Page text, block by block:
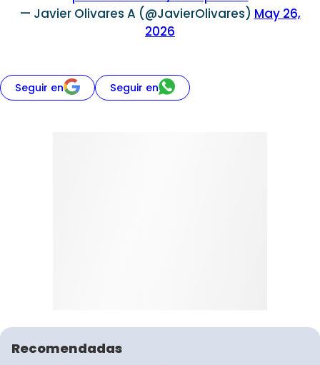
— Javier Olivares A (@JavierOlivares) May 26,
2026
Seguir en Seguir en
Recomendadas